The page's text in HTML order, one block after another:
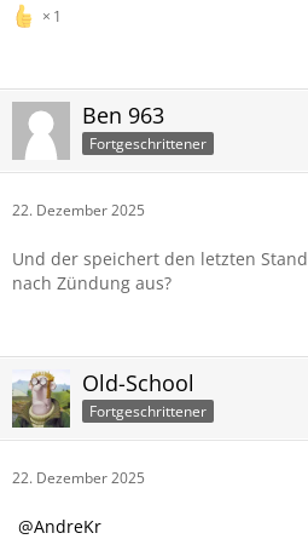
1
Ben 963
Fortgeschrittener
22. Dezember 2025
Und der speichert den letzten Stand
nach Zündung aus?
Old-School
Fortgeschrittener
22. Dezember 2025
AndreKr